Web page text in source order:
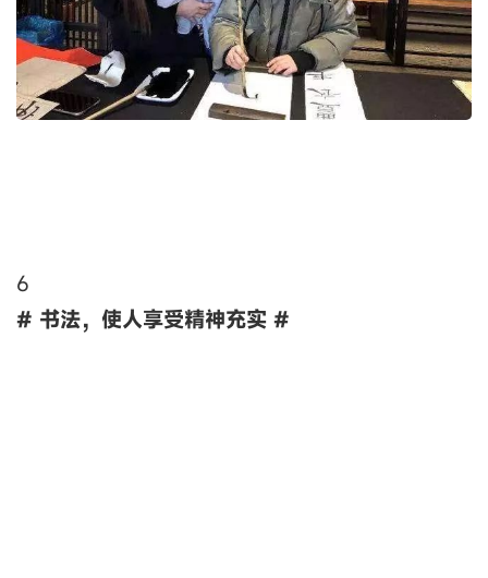
6
# 书法，使人享受精神充实 #